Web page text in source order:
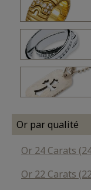
Or par qualité
Or 24 Carats
Or 22 Carats